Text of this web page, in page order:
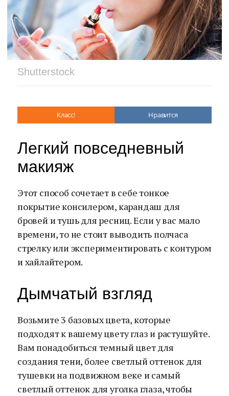
Shutterstock
Класс! Нравится
Легкий повседневный
макияж
Этот способ сочетает в себе тонкое
покрытие консилером, карандаш для
бровей и тушь для ресниц. Если у вас мало
времени, то не стоит выводить полчаса
стрелку или экспериментировать с контуром
и хайлайтером.
Дымчатый взгляд
Возьмите 3 базовых цвета, которые
подходят к вашему цвету глаз и растушуйте.
Вам понадобиться темный цвет для
создания тени, более светлый оттенок для
тушевки на подвижном веке и самый
светлый оттенок для уголка глаза, чтобы